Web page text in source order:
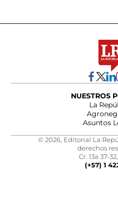
NUESTROS
La
Asuntos
© 2026, Editorial La
derechos
Cr. 13a 37-
(+57) 1